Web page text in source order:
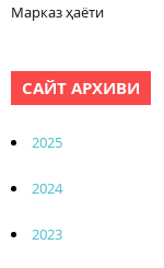
Марказ ҳаёти
САЙТ АРХИВИ
2025
2024
2023